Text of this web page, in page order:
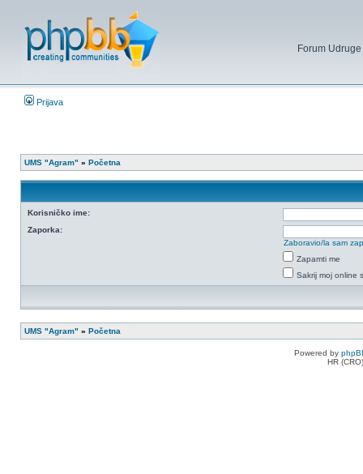
Forum
Prijava
UMS "Agram" » Početna
Korisničko ime:
Zaporka:
Zaboravio/la sam
Zapamti me
Sakrij moj online
UMS "Agram" » Početna
Powered by
HR